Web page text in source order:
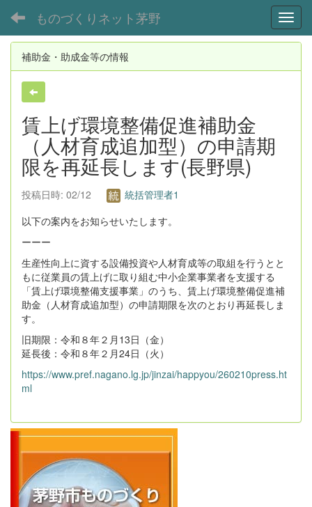
ものづくりネット茅野
補助金・助成金等の情報
賃上げ環境整備促進補助金
（人材育成追加型）の申請期
限を再延長します(長野県)
投稿日時: 02/12
統括管理者1
以下の案内をお知らせいたします。
ーーー
生産性向上に資する設備投資や人材育成等の取組を行うとと
もに従業員の賃上げに取り組む中小企業事業者を支援する
「賃上げ環境整備支援事業」のうち、賃上げ環境整備促進補
助金（人材育成追加型）の申請期限を次のとおり再延長しま
す。
旧期限：令和８年２月13日（金）
延長後：令和８年２月24日（火）
https://www.pref.nagano.lg.jp/jinzai/happyou/260210press.ht
ml